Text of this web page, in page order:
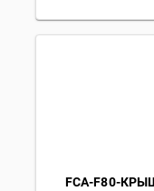
FCA-F80-